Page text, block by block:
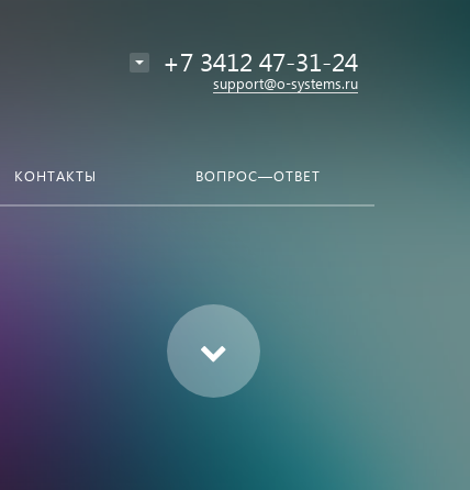
+7 3412 47-31-24
support@o-systems.ru
КОНТАКТЫ ВОПРОС—ОТВЕТ